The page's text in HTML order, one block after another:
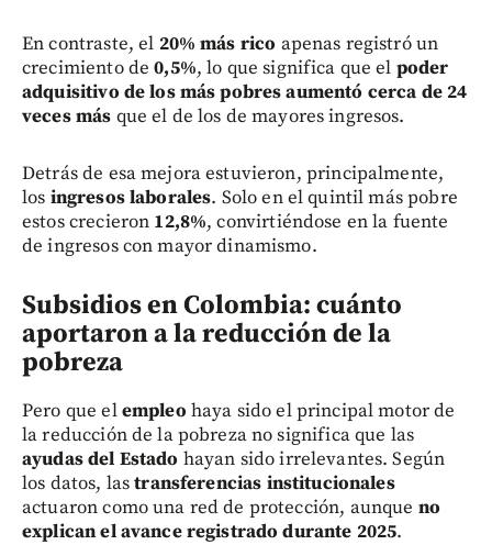
En contraste, el 20% más rico apenas registró un
crecimiento de0,5%, lo que significa que el poder
adquisitivo de los más pobres aumentó cerca de 24
veces más que el de los de mayores ingresos.
Detrás de esa mejora estuvieron, principalmente,
los ingresos laborales. Solo en el quintil más pobre
estos crecieron 12,8%, convirtiéndose en la fuente
de ingresos con mayor dinamismo.
Subsidios en Colombia: cuánto
aportaron a la reducción de la
pobreza
Pero que elempleo haya sido el principal motor de
la reducción de la pobreza no significa que las
ayudas del Estado hayan sido irrelevantes. Según
los datos, lastransferencias institucionales
actuaron como una red de protección, aunque no
explican el avance registrado durante 2025.